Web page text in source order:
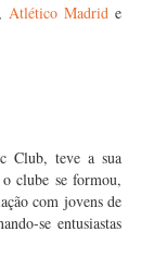
,Atlético Madrid e
Club, teve a sua
clube se formou,
com jovens de
se entusiastas